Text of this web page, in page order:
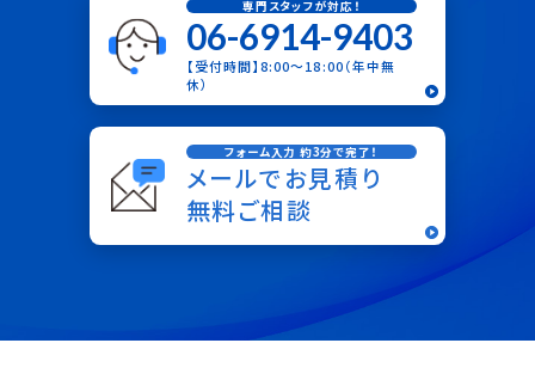
専門スタッフが対応！
06-6914-9403
【受付時間】8:00〜18:00（年中無
休）
フォーム入力 約3分で完了！
メールでお見積り
無料ご相談